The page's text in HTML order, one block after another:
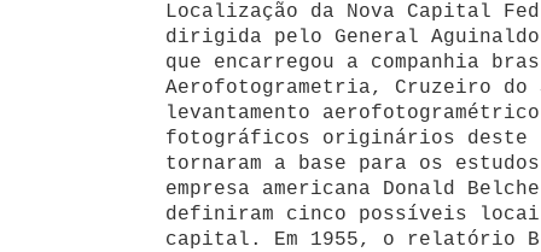
Localização da Nova Capital
dirigida pelo General
que encarregou a companhia
Aerofotogrametria, Cruzeiro
levantamento
fotográficos originários deste
tornaram a base para os
empresa americana Donald
definiram cinco possíveis
capital. Em 1955, o relatório